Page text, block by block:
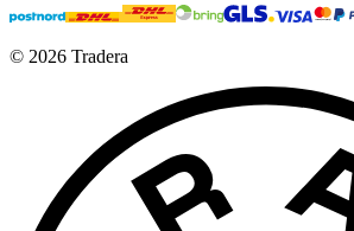
© 2026 Tradera